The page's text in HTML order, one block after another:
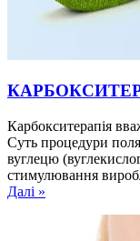
Карбокситерапія
Суть процедури
вуглецю
стимулювання
Далі »